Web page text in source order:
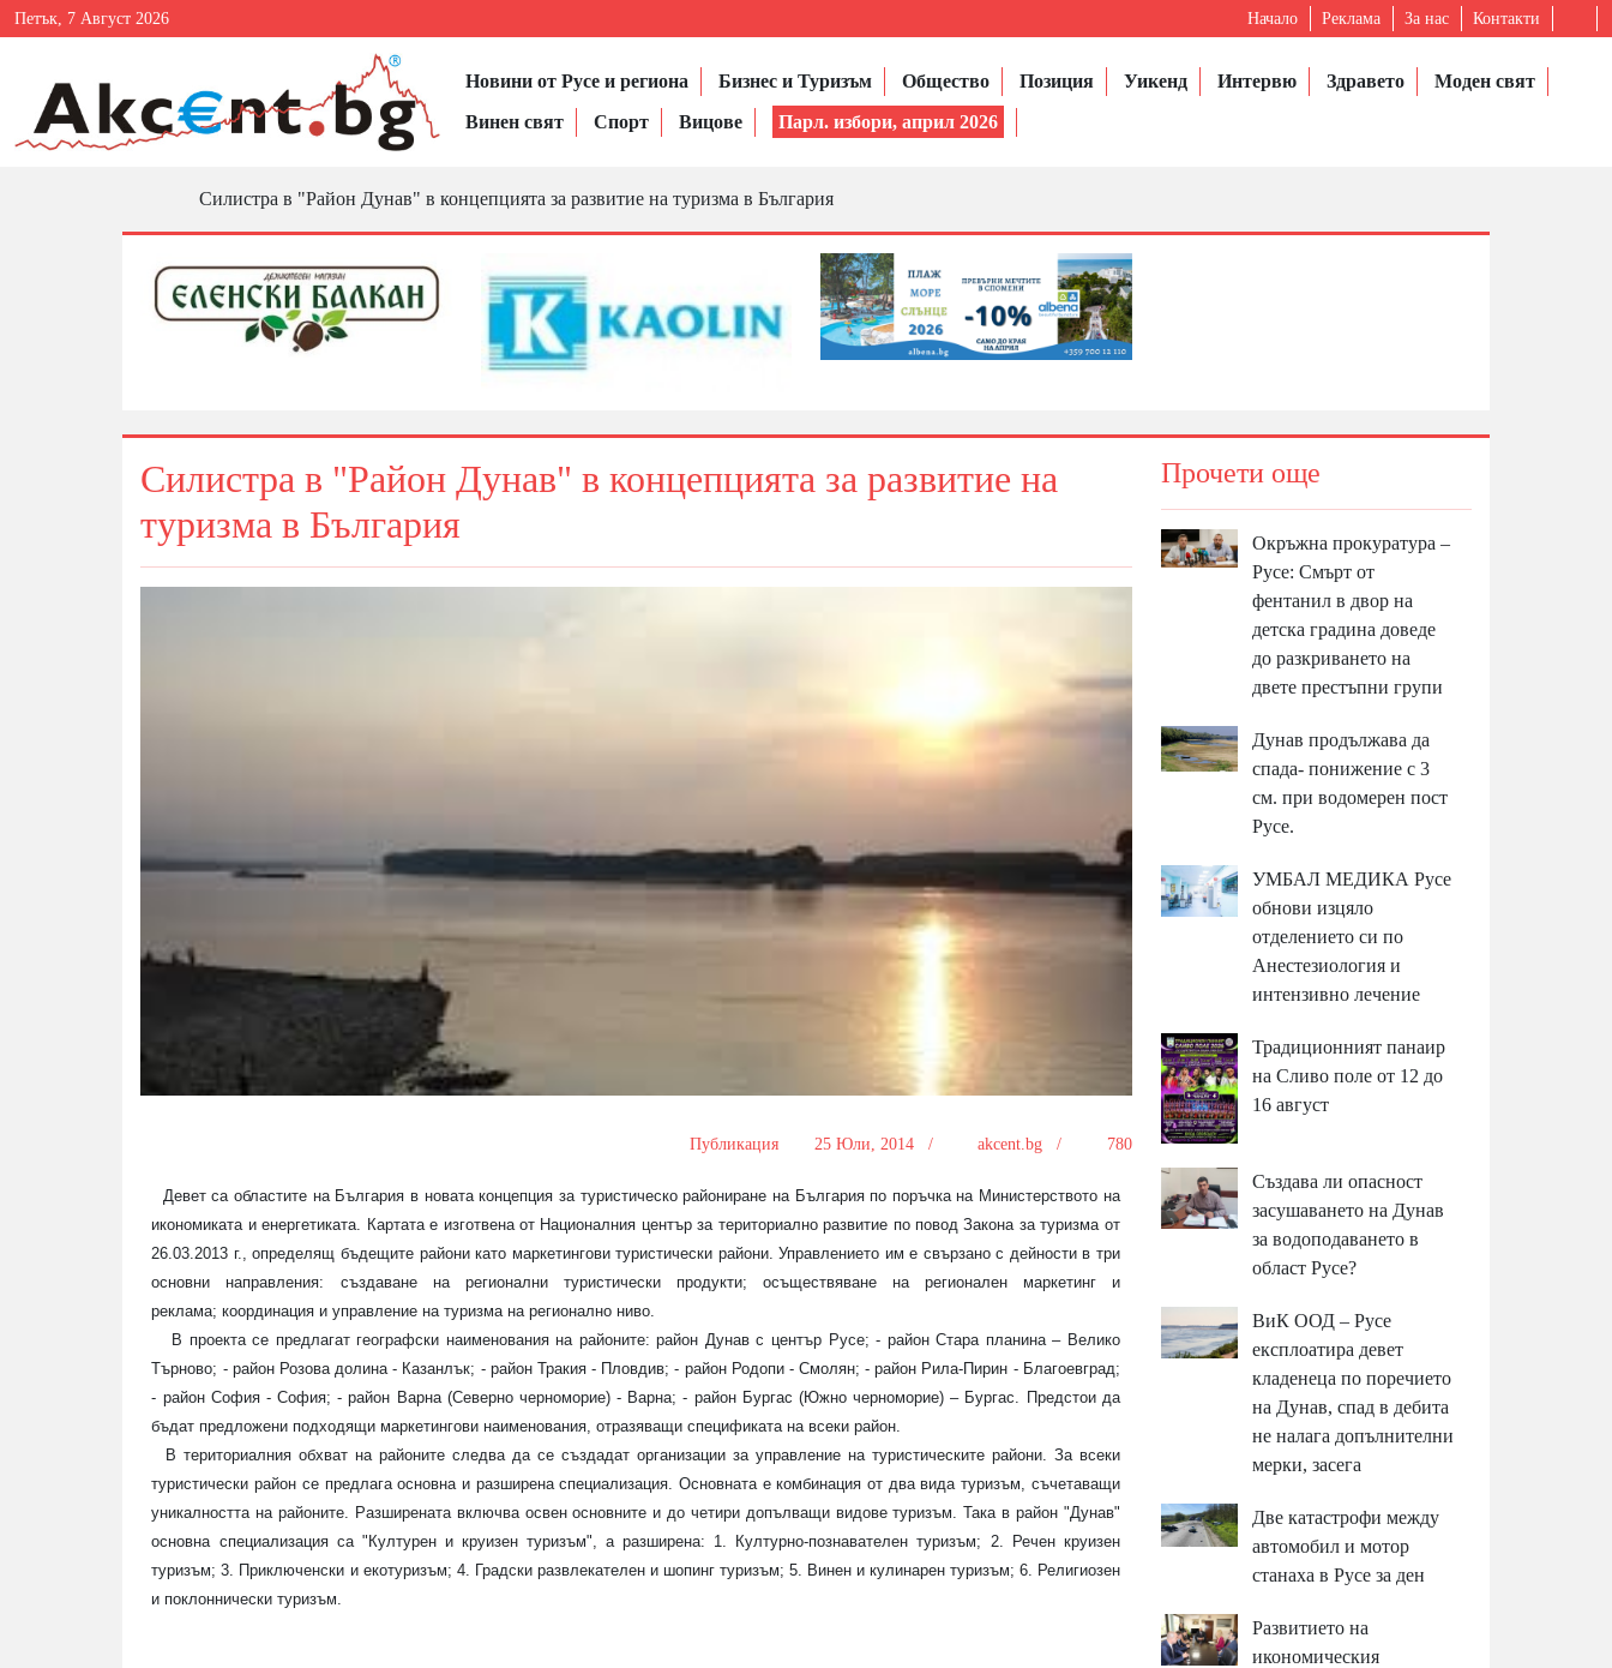
Петък, 7 Август 2026 Начало Реклама За нас Контакти
Новини от Русе и региона Бизнес и Туризъм Общество Позиция Уикенд Интервю Здравето
Моден свят
Винен свят
Спорт Вицове Парл. избори, април 2026
Силистра в "Район Дунав" в концепцията за развитие на туризма в България
Силистра в "Район Дунав" в концепцията за развитие на
туризма в България
Публикация 25 Юли, 2014 / akcent.bg / 780
Девет са областите на България в новата концепция за туристическо райониране на България по поръчка на Министерството на
икономиката и енергетиката. Картата е изготвена от Националния център за териториално развитие по повод Закона за туризма от
26.03.2013 г., определящ бъдещите райони като маркетингови туристически райони. Управлението им е свързано с дейности в три
основни направления: създаване на регионални туристически продукти; осъществяване на регионален маркетинг и
реклама; координация и управление на туризма на регионално ниво.
В проекта се предлагат географски наименования на районите: район Дунав с център Русе; - район Стара планина – Велико
Търново; - район Розова долина - Казанлък; - район Тракия - Пловдив; - район Родопи - Смолян; - район Рила-Пирин - Благоевград;
- район София - София; - район Варна (Северно черноморие) - Варна; - район Бургас (Южно черноморие) – Бургас. Предстои да
бъдат предложени подходящи маркетингови наименования, отразяващи спецификата на всеки район.
В териториалния обхват на районите следва да се създадат организации за управление на туристическите райони. За всеки
туристически район се предлага основна и разширена специализация. Основната е комбинация от два вида туризъм, съчетаващи
уникалността на районите. Разширената включва освен основните и до четири допълващи видове туризъм. Така в район "Дунав"
основна специализация са "Културен и круизен туризъм", а разширена: 1. Културно-познавателен туризъм; 2. Речен круизен
туризъм; 3. Приключенски и екотуризъм; 4. Градски развлекателен и шопинг туризъм; 5. Винен и кулинарен туризъм; 6. Религиозен
и поклоннически туризъм.
Прочети още
Окръжна прокуратура –
Русе: Смърт от
фентанил в двор на
детска градина доведе
до разкриването на
двете престъпни групи
Дунав продължава да
спада- понижение с 3
см. при водомерен пост
Русе.
УМБАЛ МЕДИКА Русе
обнови изцяло
отделението си по
Анестезиология и
интензивно лечение
Традиционният панаир
на Сливо поле от 12 до
16 август
Създава ли опасност
засушаването на Дунав
за водоподаването в
област Русе?
ВиК ООД – Русе
експлоатира девет
кладенеца по поречието
на Дунав, спад в дебита
не налага допълнителни
мерки, засега
Две катастрофи между
автомобил и мотор
станаха в Русе за ден
Развитието на
икономическия